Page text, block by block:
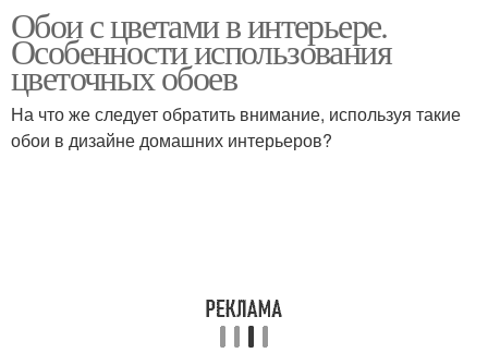
Цвета с чем Цвета в разных стилях
Цвета в интерьере Цветы с чем
Обои с цветами в интерьере.
Особенности использования
цветочных обоев
На что же следует обратить внимание, используя такие
обои в дизайне домашних интерьеров?